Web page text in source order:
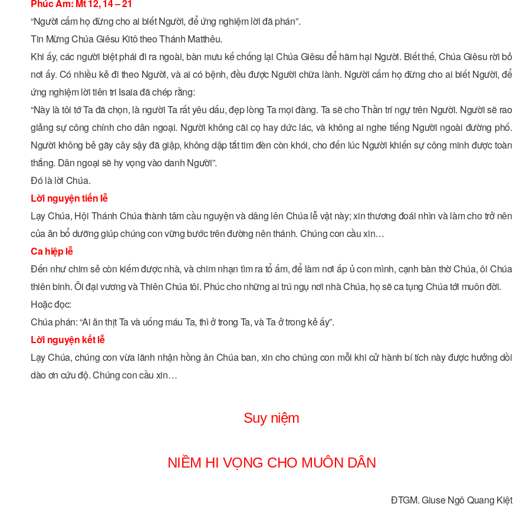
Phúc Âm: Mt 12, 14 – 21
“Người cấm họ đừng cho ai biết Người, để ứng nghiệm lời đã phán”.
Tin Mừng Chúa Giêsu Kitô theo Thánh Matthêu.
Khi ấy, các người biệt phái đi ra ngoài, bàn mưu kế chống lại Chúa Giêsu để hãm hại Người. Biết thế, Chúa Giêsu rời bỏ
nơi ấy. Có nhiều kẻ đi theo Người, và ai có bệnh, đều được Người chữa lành. Người cấm họ đừng cho ai biết Người, để
ứng nghiệm lời tiên tri Isaia đã chép rằng:
“Này là tôi tớ Ta đã chọn, là người Ta rất yêu dấu, đẹp lòng Ta mọi đàng. Ta sẽ cho Thần trí ngự trên Người. Người sẽ rao
giảng sự công chính cho dân ngoại. Người không cãi cọ hay dức lác, và không ai nghe tiếng Người ngoài đường phố.
Người không bẻ gãy cây sậy đã giập, không dập tắt tim đèn còn khói, cho đến lúc Người khiến sự công minh được toàn
thắng. Dân ngoại sẽ hy vọng vào danh Người”.
Ðó là lời Chúa.
Lời nguyện tiến lễ
Lạy Chúa, Hội Thánh Chúa thành tâm cầu nguyện và dâng lên Chúa lễ vật này; xin thương đoái nhìn và làm cho trở nên
của ăn bổ dưỡng giúp chúng con vững bước trên đường nên thánh. Chúng con cầu xin…
Ca hiệp lễ
Đến như chim sẻ còn kiếm được nhà, và chim nhạn tìm ra tổ ấm, để làm nơi ấp ủ con mình, cạnh bàn thờ Chúa, ôi Chúa
thiên binh. Ôi đại vương và Thiên Chúa tôi. Phúc cho những ai trú ngụ nơi nhà Chúa, họ sẽ ca tụng Chúa tới muôn đời.
Hoặc đọc:
Chúa phán: “Ai ăn thịt Ta và uống máu Ta, thì ở trong Ta, và Ta ở trong kẻ ấy”.
Lời nguyện kết lễ
Lạy Chúa, chúng con vừa lãnh nhận hồng ân Chúa ban, xin cho chúng con mỗi khi cử hành bí tích này được hưởng dồi
dào ơn cứu độ. Chúng con cầu xin…
Suy niệm
NIỀM HI VỌNG CHO MUÔN DÂN
ĐTGM. Giuse Ngô Quang Kiệt